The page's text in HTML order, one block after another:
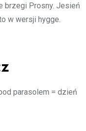
brzegi Prosny. Jesień
w wersji hygge.
parasolem = dzień